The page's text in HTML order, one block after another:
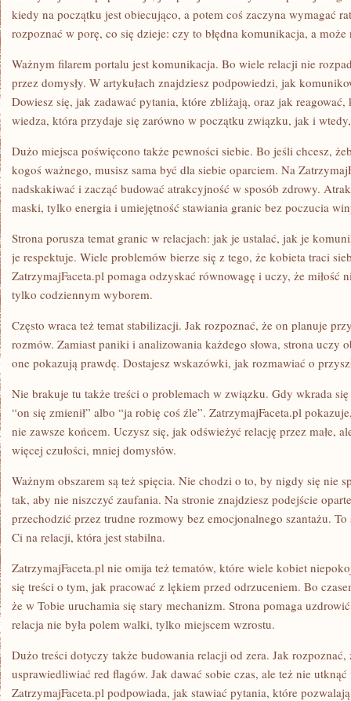
kiedy na początku jest obiecująco, a potem coś zaczyna wymagać
rozpoznać w porę, co się dzieje: czy to błędna komunikacja, a może
Ważnym filarem portalu jest komunikacja. Bo wiele relacji nie
przez domysły. W artykułach znajdziesz podpowiedzi, jak
Dowiesz się, jak zadawać pytania, które zbliżają, oraz jak reagować,
wiedza, która przydaje się zarówno w początku związku, jak i
Dużo miejsca poświęcono także pewności siebie. Bo jeśli chcesz,
kogoś ważnego, musisz sama być dla siebie oparciem. Na
nadskakiwać i zacząć budować atrakcyjność w sposób zdrowy.
maski, tylko energia i umiejętność stawiania granic bez poczucia
Strona porusza temat granic w relacjach: jak je ustalać, jak je
je respektuje. Wiele problemów bierze się z tego, że kobieta traci
ZatrzymajFaceta.pl pomaga odzyskać równowagę i uczy, że miłość
tylko codziennym wyborem.
Często wraca też temat stabilizacji. Jak rozpoznać, że on planuje
rozmów. Zamiast paniki i analizowania każdego słowa, strona uczy
one pokazują prawdę. Dostajesz wskazówki, jak rozmawiać o
Nie brakuje tu także treści o problemach w związku. Gdy wkrada
“on się zmienił” albo “ja robię coś źle”. ZatrzymajFaceta.pl
nie zawsze końcem. Uczysz się, jak odświeżyć relację przez małe,
więcej czułości, mniej domysłów.
Ważnym obszarem są też spięcia. Nie chodzi o to, by nigdy się nie
tak, aby nie niszczyć zaufania. Na stronie znajdziesz podejście
przechodzić przez trudne rozmowy bez emocjonalnego szantażu.
Ci na relacji, która jest stabilna.
ZatrzymajFaceta.pl nie omija też tematów, które wiele kobiet
się treści o tym, jak pracować z lękiem przed odrzuceniem. Bo
że w Tobie uruchamia się stary mechanizm. Strona pomaga
relacja nie była polem walki, tylko miejscem wzrostu.
Dużo treści dotyczy także budowania relacji od zera. Jak
usprawiedliwiać red flagów. Jak dawać sobie czas, ale też nie
ZatrzymajFaceta.pl podpowiada, jak stawiać pytania, które